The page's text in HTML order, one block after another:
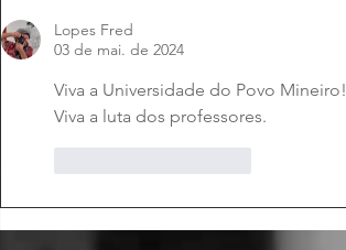
Lopes Fred
03 de mai. de 2024
Viva a Universidade do Povo Mineiro!
Viva a luta dos professores.